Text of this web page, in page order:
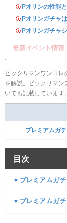
・ Pオリンの性能
・ Pオリンガチャ
・ Pオリンガチャ
最新イベント情報
ビックリマンワンコ
を解説。ビックリマン
いても記載しています。
プレミアムガ
目次
▼プレミアムガ
▼プレミアムガチ